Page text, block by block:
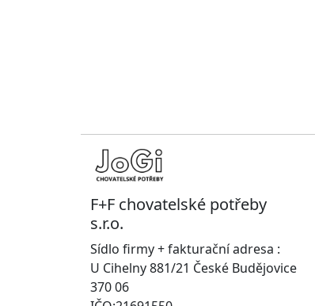
F+F chovatelské potřeby
s.r.o.
Sídlo firmy + fakturační adresa :
U Cihelny 881/21 České Budějovice
370 06